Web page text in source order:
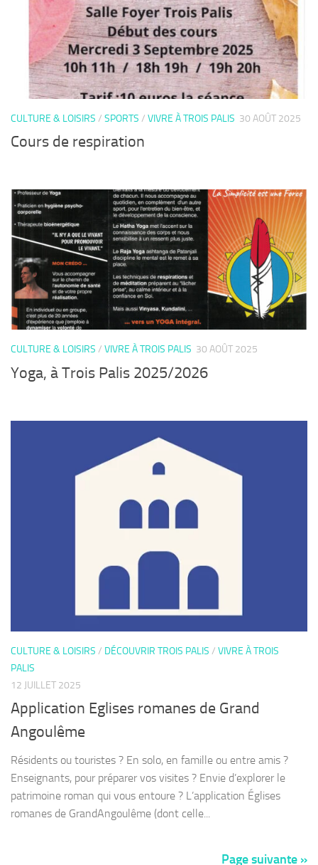
CULTURE & LOISIRS / SPORTS / VIVRE À TROIS PALIS 30 AOÛT 2025
Cours de respiration
CULTURE & LOISIRS / VIVRE À TROIS PALIS 30 AOÛT 2025
Yoga, à Trois Palis 2025/2026
CULTURE & LOISIRS / DÉCOUVRIR TROIS PALIS / VIVRE À TROIS
PALIS
12 JUILLET 2025
Application Eglises romanes de Grand
Angoulême
Résidents ou touristes ? En solo, en famille ou entre amis ?
Enseignants, pour préparer vos visites ? Envie d’explorer le
patrimoine roman qui vous entoure ? L’application Églises
romanes de GrandAngoulême (dont celle...
Page suivante »